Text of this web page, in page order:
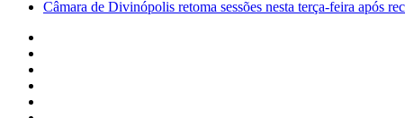
Câmara de Divinópolis retoma sessões nesta terça-feira após